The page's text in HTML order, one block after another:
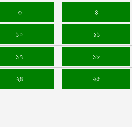
৩ ৪
১০ ১১
১৭ ১৮
২৪ ২৫